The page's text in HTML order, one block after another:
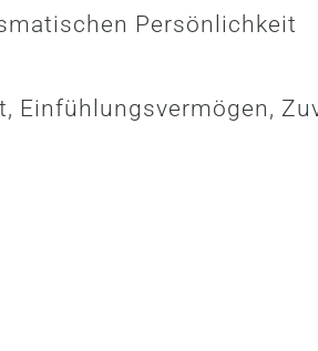
Persönlichkeit
Einfühlungsvermögen,